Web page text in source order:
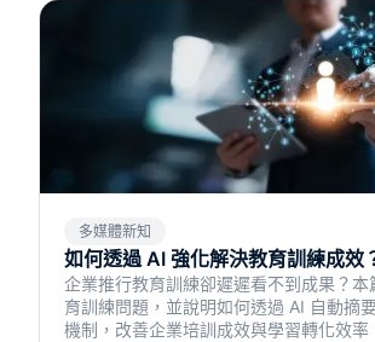
音 metadata，並處理過 2.9 億分鐘的影
在本文中將分享如何運用多模態模型，在
理中實現高效率與低成本的最佳平衡，
同商業場景之中。
多媒體新知
如何透過 AI 強化解決教育訓練成效
企業推行教育訓練卻遲遲看不到成果？本
育訓練問題，並說明如何透過 AI 自動摘
機制，改善企業培訓成效與學習轉化效率